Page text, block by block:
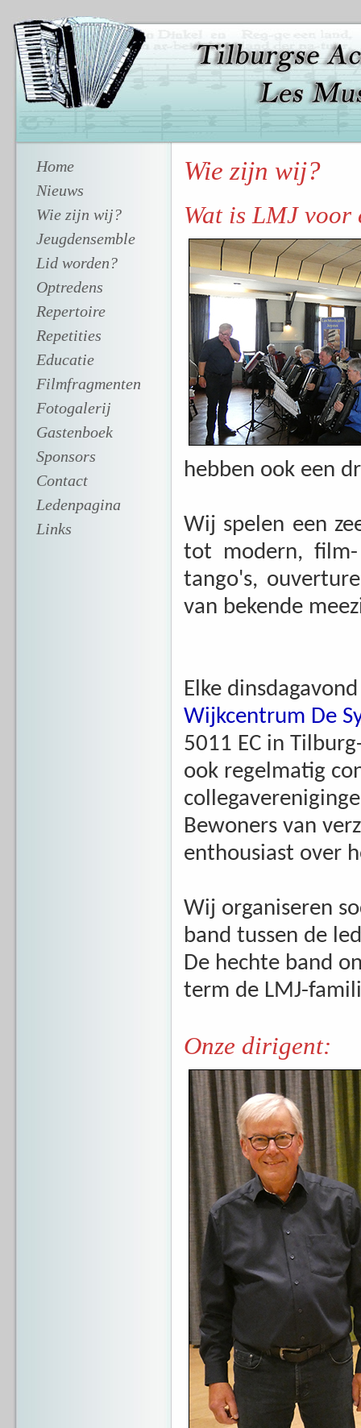
Home
Nieuws
Wie zijn wij?
Jeugdensemble
Lid worden?
Optredens
Repertoire
Repetities
Educatie
Filmfragmenten
Fotogalerij
Gastenboek
Sponsors
Contact
Ledenpagina
Links
Wie zijn wij?
Wat is LMJ voor
hebben ook een
Wij spelen een
tot modern, film-
tango's,
van bekende
Elke
Wijkcentrum De
5011 EC in
ook regelmatig
Bewoners van
enthousiast over
Wij organiseren
band tussen de
De hechte band
term de LMJ-
Onze dirigent: